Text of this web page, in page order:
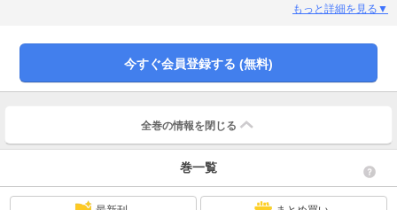
女子な不倫相手はSNSで匂わせ投稿をたっぷり披露中。でも優香のことを「世
っていく。娘と幸せに生きていくためにも、“ただ何も準備せずに離婚”なんて生
温いことはせず、しっかり復讐して養育費も慰謝料も搾り取ってやらねば!!!
もっと詳細を見る▼
今すぐ会員登録する (無料)
全巻の情報を 閉じる
巻一覧